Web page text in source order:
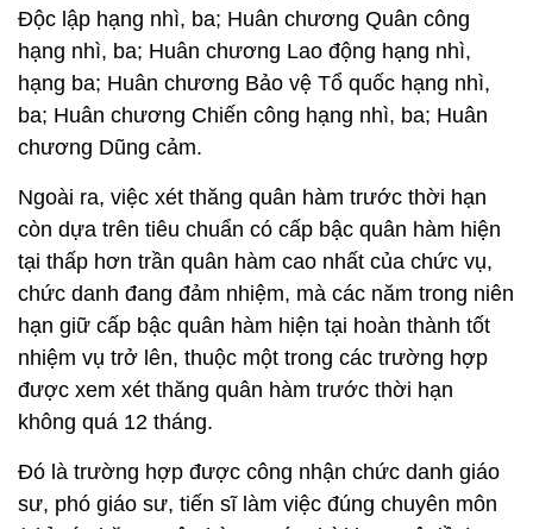
Độc lập hạng nhì, ba; Huân chương Quân công
hạng nhì, ba; Huân chương Lao động hạng nhì,
hạng ba; Huân chương Bảo vệ Tổ quốc hạng nhì,
ba; Huân chương Chiến công hạng nhì, ba; Huân
chương Dũng cảm.
Ngoài ra, việc xét thăng quân hàm trước thời hạn
còn dựa trên tiêu chuẩn có cấp bậc quân hàm hiện
tại thấp hơn trần quân hàm cao nhất của chức vụ,
chức danh đang đảm nhiệm, mà các năm trong niên
hạn giữ cấp bậc quân hàm hiện tại hoàn thành tốt
nhiệm vụ trở lên, thuộc một trong các trường hợp
được xem xét thăng quân hàm trước thời hạn
không quá 12 tháng.
Đó là trường hợp được công nhận chức danh giáo
sư, phó giáo sư, tiến sĩ làm việc đúng chuyên môn